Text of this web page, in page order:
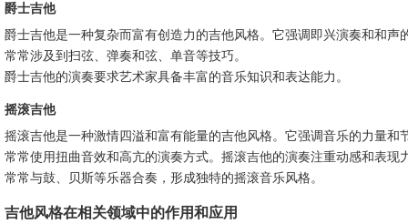
爵士吉他
爵士吉他是一种复杂而富有创造力的吉他风格。它强调即兴演奏和和声
常常涉及到扫弦、弹奏和弦、单音等技巧。
爵士吉他的演奏要求艺术家具备丰富的音乐知识和表达能力。
摇滚吉他
摇滚吉他是一种激情四溢和富有能量的吉他风格。它强调音乐的力量和
常常使用扭曲音效和高亢的演奏方式。摇滚吉他的演奏注重动感和表现
常常与鼓、贝斯等乐器合奏，形成独特的摇滚音乐风格。
吉他风格在相关领域中的作用和应用